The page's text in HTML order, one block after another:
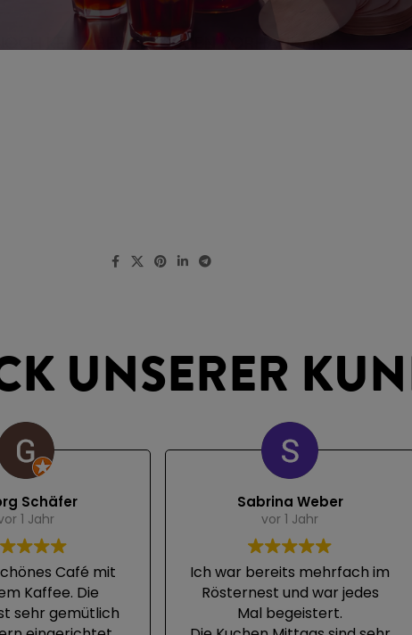
KEINE BEWERTUNGEN VORHANDEN
UNSERER
Schäfer
1 Jahr
Café mit
Kaffee. Die
sehr gemütlich
Sabrina Weber
vor 1 Jahr
Ich war bereits mehrfach im
Rösternest und war jedes
Mal begeistert.